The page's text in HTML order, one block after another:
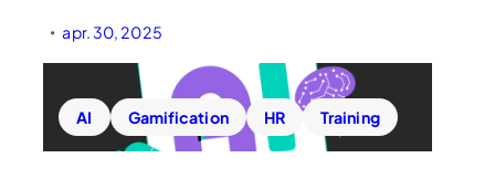
• apr. 30, 2025
AI Gamification HR Training